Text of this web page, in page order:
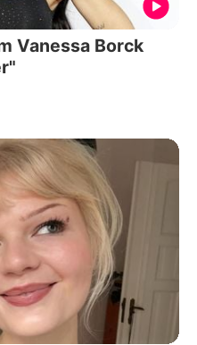
Vanessa Borck